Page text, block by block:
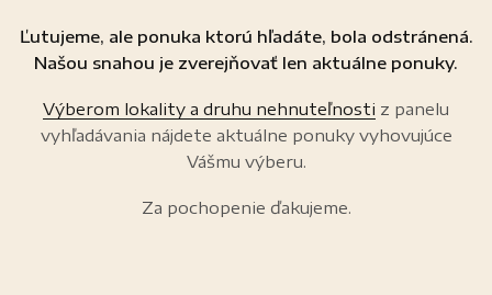
Ľutujeme, ale ponuka ktorú hľadáte, bola odstránená.
Našou snahou je zverejňovať len aktuálne ponuky.
Výberom lokality a druhu nehnuteľnosti z panelu
vyhľadávania nájdete aktuálne ponuky vyhovujúce
Vášmu výberu.
Za pochopenie ďakujeme.